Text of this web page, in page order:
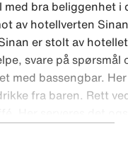
bra beliggenhet i
av hotellverten
er stolt av
svare på
bassengbar.
fra baren. Rett